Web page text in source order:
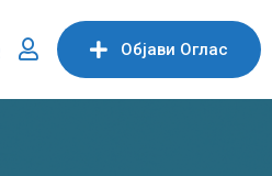
Објави Oглас